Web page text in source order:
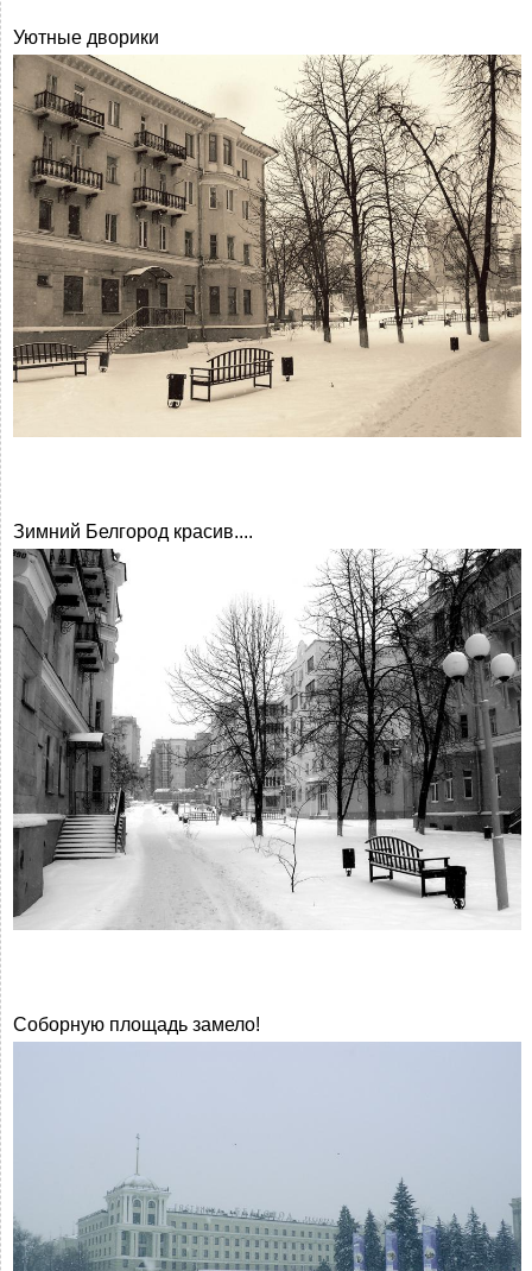
Уютные дворики
Зимний Белгород красив....
Соборную площадь замело!